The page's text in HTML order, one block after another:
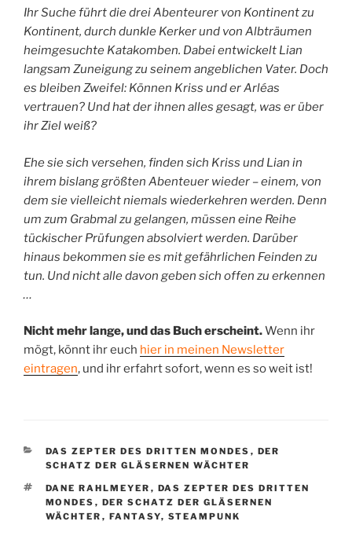
Ihr Suche führt die drei Abenteurer von Kontinent zu
Kontinent, durch dunkle Kerker und von Albträumen
heimgesuchte Katakomben. Dabei entwickelt Lian
langsam Zuneigung zu seinem angeblichen Vater. Doch
es bleiben Zweifel: Können Kriss und er Arléas
vertrauen? Und hat der ihnen alles gesagt, was er über
ihr Ziel weiß?
Ehe sie sich versehen, finden sich Kriss und Lian in
ihrem bislang größten Abenteuer wieder – einem, von
dem sie vielleicht niemals wiederkehren werden. Denn
um zum Grabmal zu gelangen, müssen eine Reihe
tückischer Prüfungen absolviert werden. Darüber
hinaus bekommen sie es mit gefährlichen Feinden zu
tun. Und nicht alle davon geben sich offen zu erkennen
…
Nicht mehr lange, und das Buch erscheint.Wenn ihr
mögt, könnt ihr euch hier in meinen Newsletter
eintragen, und ihr erfahrt sofort, wenn es so weit ist!
KATEGORIEN
DAS ZEPTER DES DRITTEN MONDES , DER
SCHATZ DER GLÄSERNEN WÄCHTER
SCHLAGWÖRTER
DANE RAHLMEYER , DAS ZEPTER DES DRITTEN
MONDES , DER SCHATZ DER GLÄSERNEN
WÄCHTER , FANTASY, STEAMPUNK